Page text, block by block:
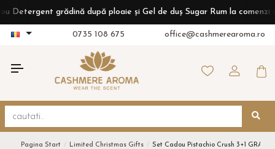
grădină după ploaie și Gel de duș Sugar Rum la comenzi de
0735 108 675 office@cashmerearoma.ro
Pagina Start Limited Christmas Gifts Set Cadou Pistachio Crush 3+1